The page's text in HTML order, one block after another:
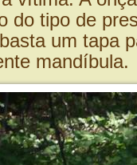
do tipo de
um tapa
mandíbula.